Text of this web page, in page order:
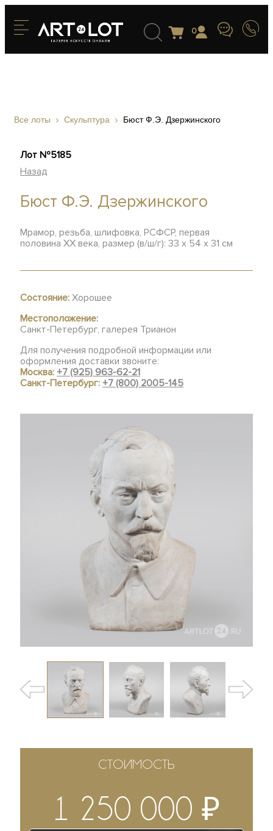
0
Все лоты Скульптура Бюст Ф.Э. Дзержинского
Лот №5185
Назад
Бюст Ф.Э. Дзержинского
Мрамор, резьба, шлифовка, РСФСР, первая
половина ХХ века, размер (в/ш/г): 33 х 54 х 31 см
Состояние: Хорошее
Местоположение:
Санкт-Петербург, галерея Трианон
Для получения подробной информации или
оформления доставки звоните:
Москва:+7 (925) 963-62-21
Санкт-Петербург:+7 (800) 2005-145
СТОИМОСТЬ
1 250 000₽